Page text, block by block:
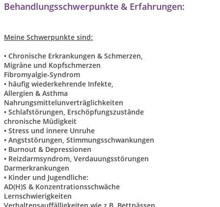
Behandlungsschwerpunkte & Erfahrungen:
Meine Schwerpunkte sind:
• Chronische Erkrankungen & Schmerzen,
Migräne und Kopfschmerzen
Fibromyalgie-Syndrom
• häufig wiederkehrende Infekte,
Allergien & Asthma
Nahrungsmittelunverträglichkeiten
• Schlafstörungen, Erschöpfungszustände
chronische Müdigkeit
• Stress und innere Unruhe
• Angststörungen, Stimmungsschwankungen
• Burnout & Depressionen
• Reizdarmsyndrom, Verdauungsstörungen
Darmerkrankungen
• Kinder und Jugendliche:
AD(H)S & Konzentrationsschwäche
Lernschwierigkeiten